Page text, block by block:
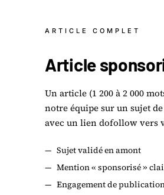
ARTICLE COMPLET
Article
Un article (1 200 à 2 000
notre équipe sur un sujet
avec un lien dofollow vers
— Sujet validé en amont
— Mention « sponsorisé »
— Engagement de